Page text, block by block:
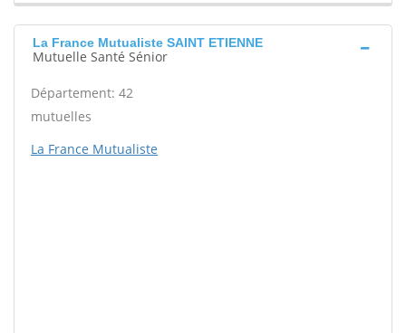
La France Mutualiste SAINT ETIENNE
Mutuelle Santé Sénior
Département: 42
mutuelles
La France Mutualiste